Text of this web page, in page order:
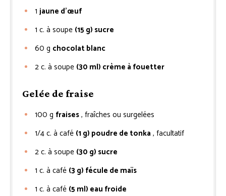
1 jaune d’œuf
1 c. à soupe (15 g) sucre
60 g chocolat blanc
2c. à soupe (30 ml) crème à fouetter
Gelée de fraise
100 g fraises, fraîches ou surgelées
1/4c. à café (1 g) poudre de tonka , facultatif
2c. à soupe (30 g) sucre
1 c. à café (3 g) fécule de maïs
1 c. à café (5 ml) eau froide